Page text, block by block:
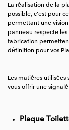
La réalisation de la
possible, c'est pour
permettant une
panneau respecte
fabrication
définition pour vos
Les matières
vous offrir une
Plaque